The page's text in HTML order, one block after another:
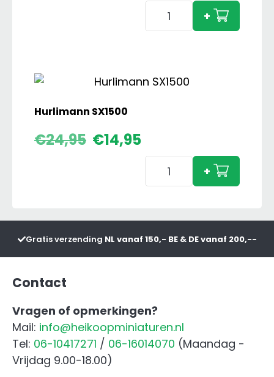
Kane
Trailer
+
Hurlimann SX1500
€24,95
Oorspronkelijke
€14,95
Huidige
Hurlimann
SX1500
+
Gratis verzending NL vanaf 150,- BE & DE vanaf 200,--
Contact
Vragen of opmerkingen?
Mail: info@heikoopminiaturen.nl
Tel: 06-10417271 / 06-16014070 (Maandag -
Vrijdag 9.00-18.00)